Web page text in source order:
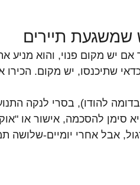
יש מקום פנוי, והוא מניע
להודו), בסרי לנקה
סימן להסכמה, אישור או
אבל אחרי יומיים-שלושה